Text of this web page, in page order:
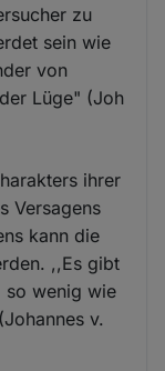
zu
sein wie
von
Lüge" (Joh
ihrer
Versagens
kann die
,,Es gibt
so wenig wie
v.